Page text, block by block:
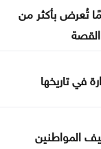
الكهرباء
الحدود
عمرها أكثر من 50 عامًا تُعرض بأكثر من
في تاريخها
المواطنين